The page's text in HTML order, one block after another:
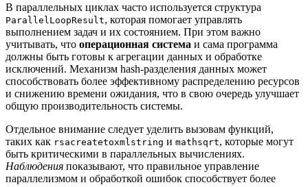
В параллельных циклах часто используется структура
ParallelLoopResult, которая помогает управлять
выполнением задач и их состоянием. При этом важно
учитывать, что операционная система и сама программа
должны быть готовы к агрегации данных и обработке
исключений. Механизм hash-разделения данных может
способствовать более эффективному распределению ресурсов
и снижению времени ожидания, что в свою очередь улучшает
общую производительность системы.
Отдельное внимание следует уделить вызовам функций,
таких как rsacreatetoxmlstring и mathsqrt, которые могут
быть критическими в параллельных вычислениях.
Наблюдения показывают, что правильное управление
параллелизмом и обработкой ошибок способствует более